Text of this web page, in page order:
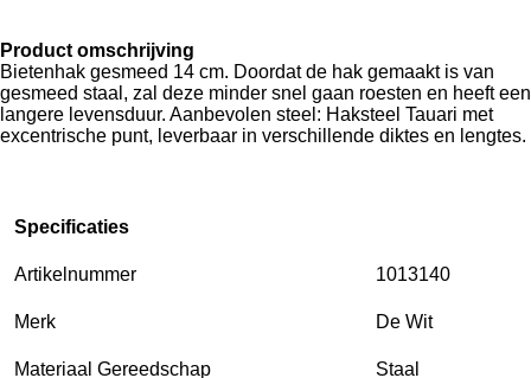
Product omschrijving
Bietenhak gesmeed 14 cm. Doordat de hak gemaakt is van
gesmeed staal, zal deze minder snel gaan roesten en heeft een
langere levensduur. Aanbevolen steel: Haksteel Tauari met
excentrische punt, leverbaar in verschillende diktes en lengtes.
Specificaties
Artikelnummer 1013140
Merk De Wit
Materiaal Gereedschap Staal